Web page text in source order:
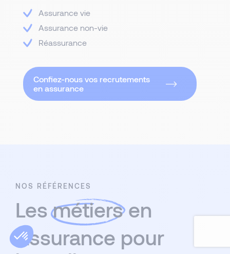
Assurance vie
Assurance non-vie
Réassurance
Confiez-nous vos recrutements
en assurance
NOS RÉFÉRENCES
Lesmétiersen
Assurance pour